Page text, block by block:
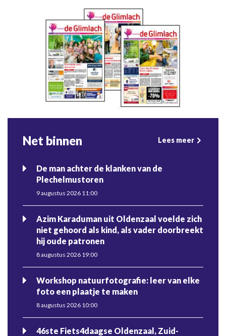
Net binnen Lees meer
De man achter de klanken van de
Plechelmustoren
9 augustus 2026 11:00
Azim Karaduman uit Oldenzaal voelde zich
niet gehoord als kind, als vader doorbreekt
hij oude patronen
8 augustus 2026 19:00
Workshop natuurfotografie: leer van elke
foto een plaatje te maken
8 augustus 2026 10:00
46ste Fiets4daagse Oldenzaal, Zuid-